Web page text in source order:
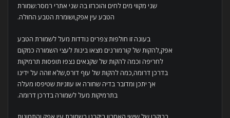
שני מקווי מים לחים והוכרזו בה שני אתרי רמסר:שמורת
הטבע עין אפק,ושומרת הטבע החולה.
בעונה זו חולפות צפרים נודדות מעל לשמורת הטבע
אפק,להקות של קורמורנים מצאו בינות לעצי השמורה כמקום
לחריפה וכמה להקות של שקנאים נצפו תופסות תרמיקות
בדרכן דרומה,כמה להקות של עוף דורס,שלא זוהה על ידינו
אך יתכן ומדובר בדיה שחורה או עוזניות שטיפסו מעלה
בתרמיקות מעל לשמורה בדרכן דרומה.